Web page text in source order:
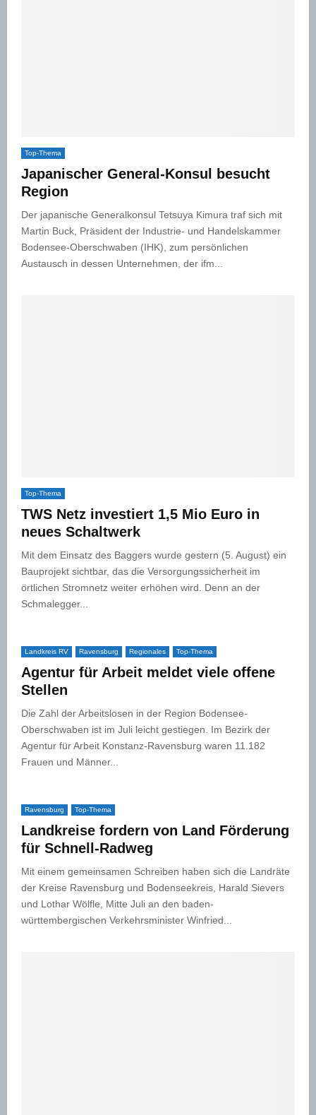
Top-Thema
Japanischer General-Konsul besucht
Region
Der japanische Generalkonsul Tetsuya Kimura traf sich mit
Martin Buck, Präsident der Industrie- und Handelskammer
Bodensee-Oberschwaben (IHK), zum persönlichen
Austausch in dessen Unternehmen, der ifm...
Top-Thema
TWS Netz investiert 1,5 Mio Euro in
neues Schaltwerk
Mit dem Einsatz des Baggers wurde gestern (5. August) ein
Bauprojekt sichtbar, das die Versorgungssicherheit im
örtlichen Stromnetz weiter erhöhen wird. Denn an der
Schmalegger...
Landkreis RV Ravensburg Regionales Top-Thema
Agentur für Arbeit meldet viele offene
Stellen
Die Zahl der Arbeitslosen in der Region Bodensee-
Oberschwaben ist im Juli leicht gestiegen. Im Bezirk der
Agentur für Arbeit Konstanz-Ravensburg waren 11.182
Frauen und Männer...
Ravensburg Top-Thema
Landkreise fordern von Land Förderung
für Schnell-Radweg
Mit einem gemeinsamen Schreiben haben sich die Landräte
der Kreise Ravensburg und Bodenseekreis, Harald Sievers
und Lothar Wölfle, Mitte Juli an den baden-
württembergischen Verkehrsminister Winfried...